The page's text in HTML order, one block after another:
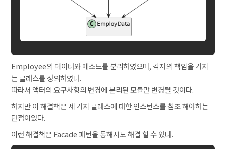
Employee의 데이터와 메소드를 분리하였으며, 각자의 책임을 가지
는 클래스를 정의하였다.
따라서 액터의 요구사항의 변경에 분리된 모듈만 변경될 것이다.
하지만 이 해결책은 세 가지 클래스에 대한 인스턴스를 참조 해야하는
단점이있다.
이런 해결책은 Facade 패턴을 통해서도 해결 할 수 있다.